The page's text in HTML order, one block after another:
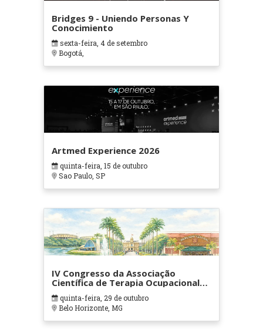
Bridges 9 - Uniendo Personas Y
Conocimiento
sexta-feira, 4 de setembro
Bogotá,
Artmed Experience 2026
quinta-feira, 15 de outubro
Sao Paulo, SP
IV Congresso da Associação
Científica de Terapia Ocupacional
em Contextos Hospitalares e
Cuidados Paliativos - ATOHOSP
quinta-feira, 29 de outubro
Belo Horizonte, MG